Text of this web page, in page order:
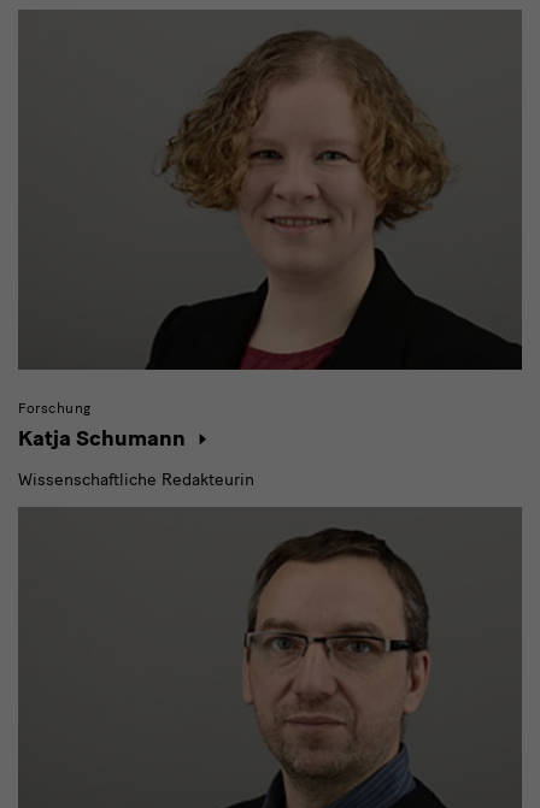
Forschung
Katja Schumann
Wissenschaftliche Redakteurin